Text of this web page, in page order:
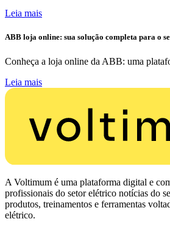
Leia mais
ABB loja online: sua solução completa para o
Conheça a loja online da ABB: uma
Leia mais
A Voltimum é uma plataforma digital e
profissionais do setor elétrico notícias do
produtos, treinamentos e ferramentas
elétrico.